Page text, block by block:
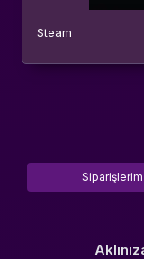
Steam
Siparişlerim